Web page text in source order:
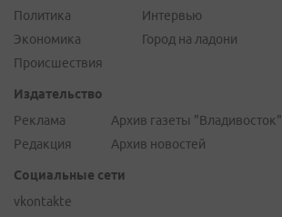
Политика
Экономика
Происшествия
Интервью
Город на ладони
Издательство
Реклама
Редакция
Архив газеты "Владивосток"
Архив новостей
Социальные сети
vkontakte